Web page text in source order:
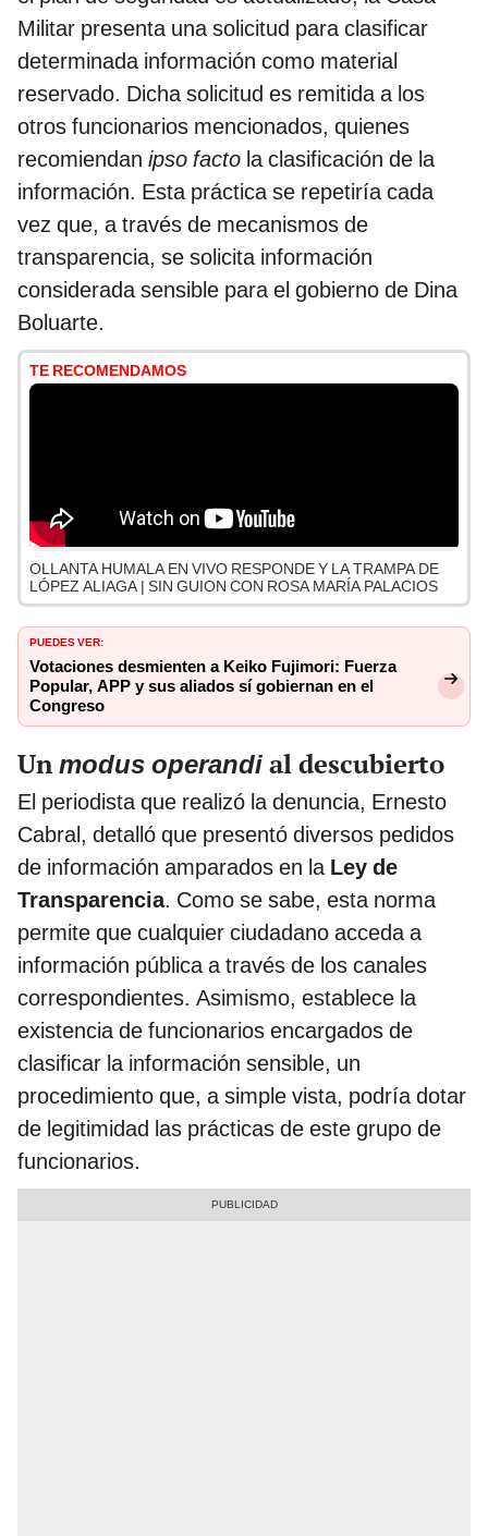
Militar presenta una solicitud para clasificar
determinada información como material
reservado. Dicha solicitud es remitida a los
otros funcionarios mencionados, quienes
recomiendan ipso facto la clasificación de la
información. Esta práctica se repetiría cada
vez que, a través de mecanismos de
transparencia, se solicita información
considerada sensible para el gobierno de Dina
Boluarte.
TE RECOMENDAMOS
OLLANTA HUMALA EN VIVO RESPONDE Y LA TRAMPA DE
LÓPEZ ALIAGA | SIN GUION CON ROSA MARÍA PALACIOS
PUEDES VER:
Votaciones desmienten a Keiko Fujimori: Fuerza
Popular, APP y sus aliados sí gobiernan en el
Congreso
Unmodus operandi al descubierto
El periodista que realizó la denuncia, Ernesto
Cabral, detalló que presentó diversos pedidos
de información amparados en la Ley de
Transparencia. Como se sabe, esta norma
permite que cualquier ciudadano acceda a
información pública a través de los canales
correspondientes. Asimismo, establece la
existencia de funcionarios encargados de
clasificar la información sensible, un
procedimiento que, a simple vista, podría dotar
de legitimidad las prácticas de este grupo de
funcionarios.